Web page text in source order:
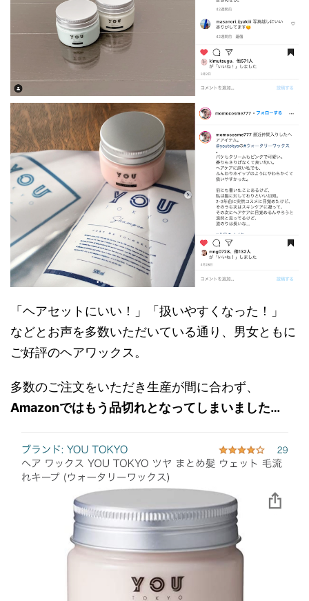
「ヘアセットにいい！」「扱いやすくなった！」
などとお声を多数いただいている通り、男女ともに
ご好評のヘアワックス。
多数のご注文をいただき生産が間に合わず、
Amazonではもう品切れとなってしまいました…